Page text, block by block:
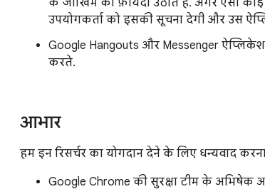
के जोखिम का फ़ायदा उठाते हैं. अगर ऐसा
उपयोगकर्ता को इसकी सूचना देगी और उस
Google Hangouts और Messenger
करते.
आभार
हम इन रिसर्चर का योगदान देने के लिए धन्यवाद
Google Chrome की सुरक्षा टीम के अभिषेक